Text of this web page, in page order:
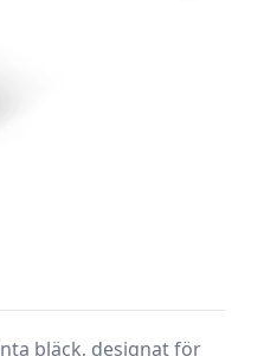
bläck, designat för